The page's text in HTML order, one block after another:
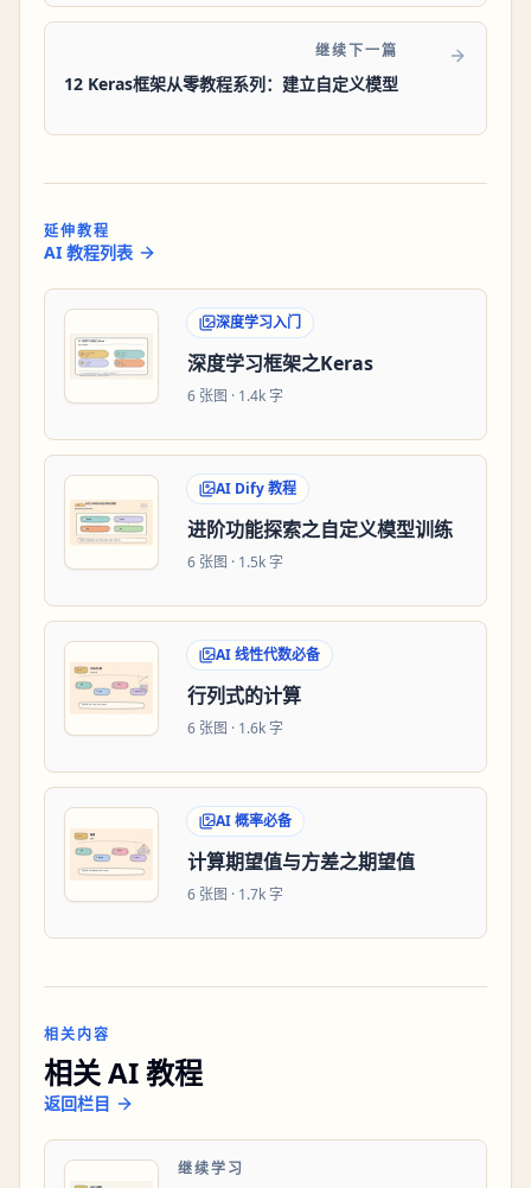
继续下一篇
12 Keras框架从零教程系列：建立自定义模型
延伸教程
AI 教程列表
深度学习入门
深度学习框架之Keras
6 张图 · 1.4k 字
AI Dify 教程
进阶功能探索之自定义模型训练
6 张图 · 1.5k 字
AI 线性代数必备
行列式的计算
6 张图 · 1.6k 字
AI 概率必备
计算期望值与方差之期望值
6 张图 · 1.7k 字
相关内容
相关 AI 教程
返回栏目
继续学习